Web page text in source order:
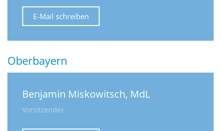
E-Mail schreiben
Oberbayern
Benjamin Miskowitsch, MdL
Vorsitzender